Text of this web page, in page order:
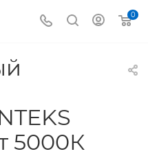
0
5000К